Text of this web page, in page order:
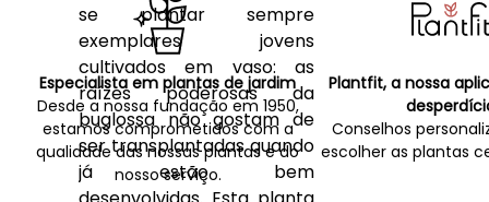
se plantar sempre
exemplares jovens
cultivados em vaso: as
raízes poderosas da
buglossa não gostam de
ser transplantadas quando
já estão bem
Especialista em plantas de jardim
Desde a nossa fundação em 1950,
estamos comprometidos com a
qualidade das nossas plantas e do
nosso serviço.
Plantfit, a nossa
Conselhos
escolher as plantas